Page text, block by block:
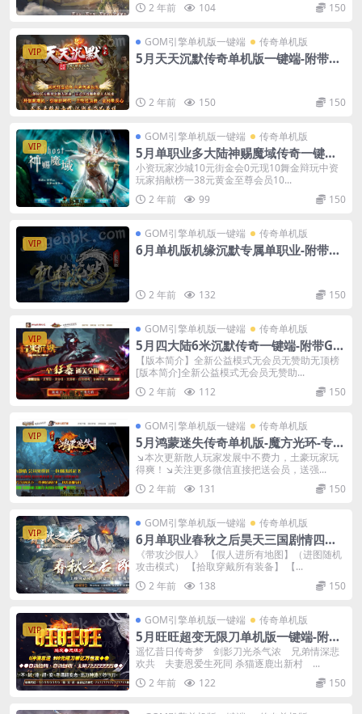
2 年前
104 150
VIP
GOM引擎单机版一键端 传奇单机版
5月天天沉默传奇单机版一键端-附带可
2 年前 150 150
VIP
GOM引擎单机版一键端 传奇单机版
5月单职业多大陆神赐魔域传奇一键端-
附带GM后台-探索版本
小资玩家沙城10元街金会0元现10舞金辩玩中资
玩家捐献榜一38元黄金至尊会员10...
2 年前
99 150
VIP
GOM引擎单机版一键端 传奇单机版
6月单机版机缘沉默专属单职业-附带G
2 年前 132 150
VIP
GOM引擎单机版一键端 传奇单机版
5月四大陆6米沉默传奇一键端-附带GM
后台-专属神器无限刀
【版本简介】全新公益模式无会员无赞助无顶榜
[版本简介]全新公益模式无会员无赞助...
2 年前
112 150
VIP
GOM引擎单机版一键端 传奇单机版
5月鸿蒙迷失传奇单机版-魔方光环-专属
BOSS-附带GM后台
↘本次更新散人玩家发展中不费力，土豪玩家玩
得爽！↘关注更多微信直接把送会员，送强...
2 年前
131 150
VIP
GOM引擎单机版一键端 传奇单机版
6月单职业春秋之后昊天三国剧情四大
陆单机版-附带GM后台
《带攻沙假人》 【假人进所有地图】（进图随机
攻击模式） 【拾取穿戴所有装备】 【...
2 年前
138 150
VIP
GOM引擎单机版一键端 传奇单机版
5月旺旺超变无限刀单机版一键端-附带
传奇GM后台
遥忆昔日传奇梦 剑影刀光杀气浓 兄弟情深悲
欢共 夫妻恩爱生死同 杀猫逐鹿出新村 ...
2 年前
122 150